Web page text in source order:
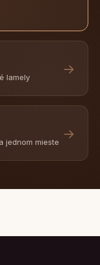
lamely
→
jednom mieste
→